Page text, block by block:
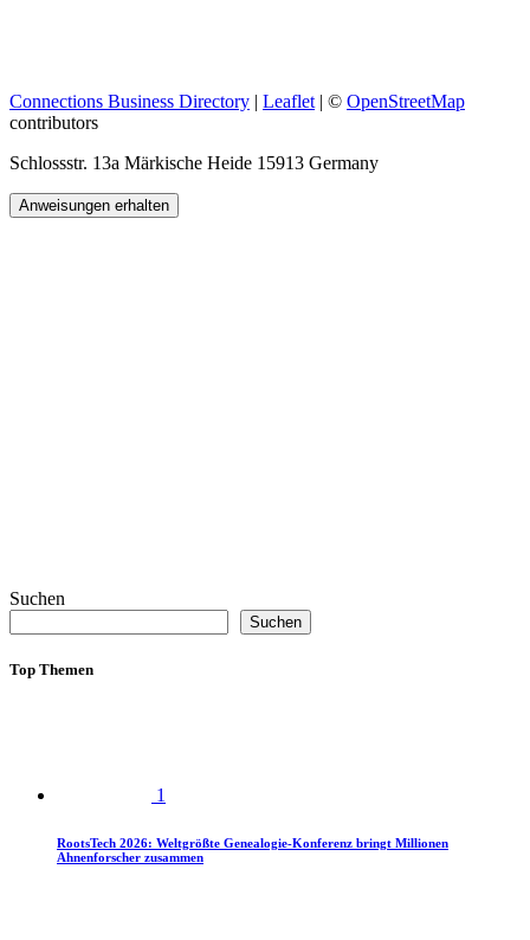
Connections Business Directory | Leaflet | © OpenStreetMap
contributors
Schlossstr. 13a Märkische Heide 15913 Germany
Anweisungen erhalten
Suchen
Suchen
Top Themen
1
RootsTech 2026: Weltgrößte Genealogie-Konferenz bringt Millionen
Ahnenforscher zusammen